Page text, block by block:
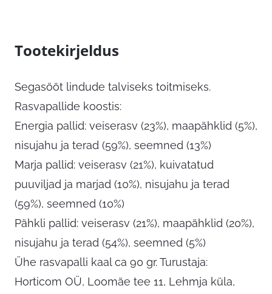
Tootekirjeldus
Segasööt lindude talviseks toitmiseks.
Rasvapallide koostis:
Energia pallid: veiserasv (23%), maapähklid (5%),
nisujahu ja terad (59%), seemned (13%)
Marja pallid: veiserasv (21%), kuivatatud
puuviljad ja marjad (10%), nisujahu ja terad
(59%), seemned (10%)
Pähkli pallid: veiserasv (21%), maapähklid (20%),
nisujahu ja terad (54%), seemned (5%)
Ühe rasvapalli kaal ca 90 gr. Turustaja:
Horticom OÜ, Loomäe tee 11, Lehmja küla,